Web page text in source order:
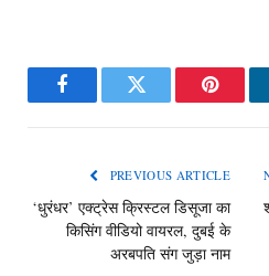
FacebookTwitter
PREVIOUS ARTICLE
‘धुरंधर’ एक्ट्रेस क्रिस्टल डिसूजा का
किसिंग वीडियो वायरल, दुबई के
अरबपति संग जुड़ा नाम